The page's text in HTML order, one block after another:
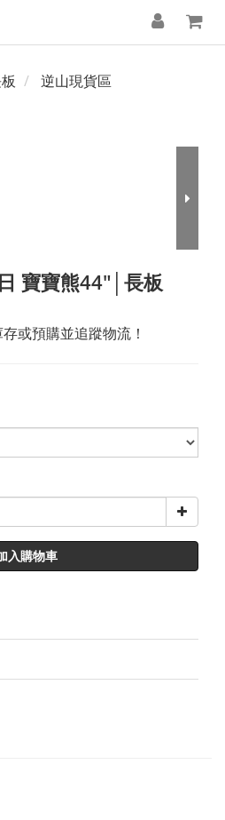
逆山現貨區
寶寶熊44"│長板
或預購並追蹤物流！
入購物車